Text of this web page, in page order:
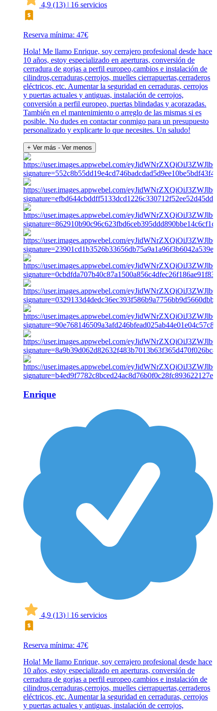
4,9 (13) | 16 servicios
Reserva mínima: 47€
Hola! Me llamo Enrique, soy cerrajero profesional desde hace
10 años, estoy especializado en aperturas, conversión de
cerradura de gorjas a perfil europeo,cambios e instalación de
cilindros,cerraduras,cerrojos, muelles cierrapuertas,cerraderos
eléctricos, etc. Aumentar la seguridad en cerraduras, cerrojos
y puertas actuales y antiguas, instalación de cerrojos,
conversión a perfil europeo, puertas blindadas y acorazadas.
También en el mantenimiento o arreglo de las mismas si es
posible. No dudes en contactar conmigo para un presupuesto
personalizado y explicarte lo que necesites. Un saludo!
+ Ver más - Ver menos
Enrique
4,9 (13) | 16 servicios
Reserva mínima: 47€
Hola! Me llamo Enrique, soy cerrajero profesional desde hace
10 años, estoy especializado en aperturas, conversión de
cerradura de gorjas a perfil europeo,cambios e instalación de
cilindros,cerraduras,cerrojos, muelles cierrapuertas,cerraderos
eléctricos, etc. Aumentar la seguridad en cerraduras, cerrojos
y puertas actuales y antiguas, instalación de cerrojos,